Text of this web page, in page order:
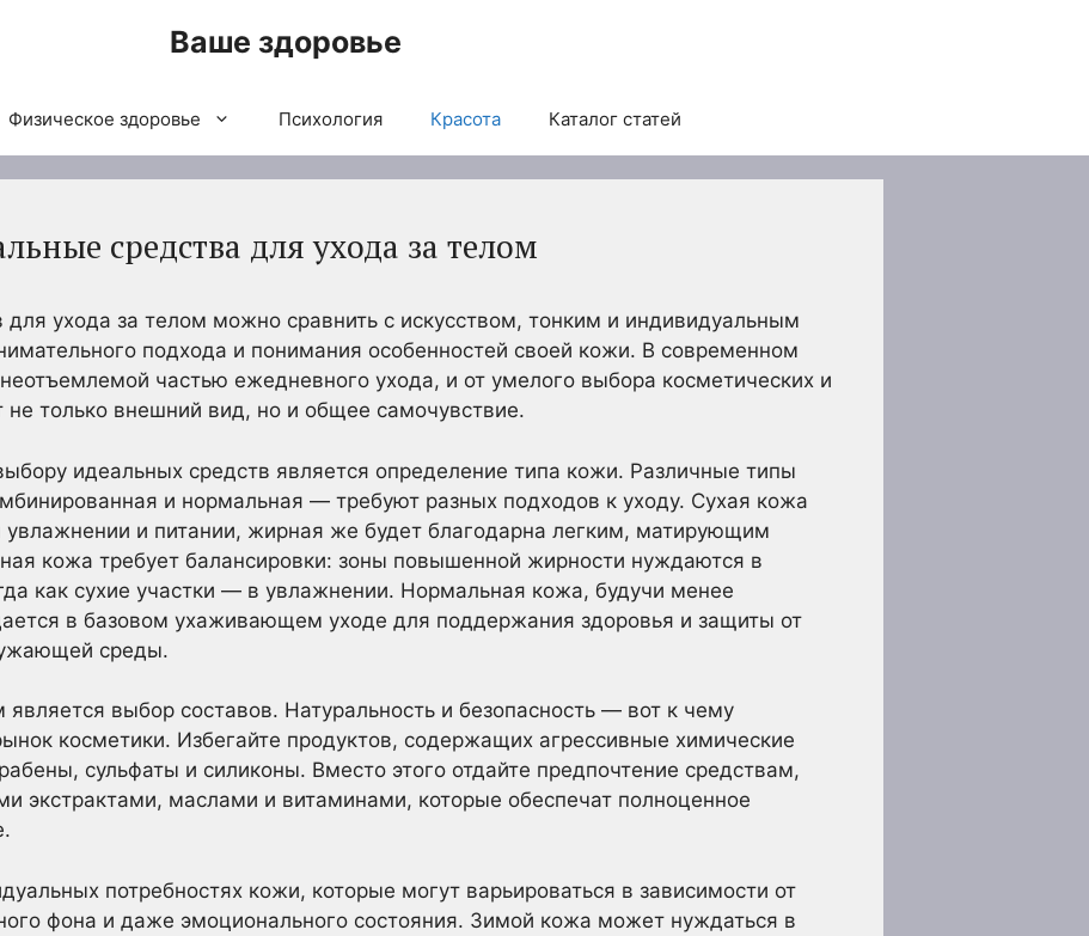
Ваше здоровье
Физическое здоровье Психология Красота Каталог статей
средства для ухода за телом
ухода за телом можно сравнить с искусством, тонким и индивидуальным
подхода и понимания особенностей своей кожи. В современном
частью ежедневного ухода, и от умелого выбора косметических и
не только внешний вид, но и общее самочувствие.
идеальных средств является определение типа кожи. Различные типы
и нормальная — требуют разных подходов к уходу. Сухая кожа
увлажнении и питании, жирная же будет благодарна легким, матирующим
кожа требует балансировки: зоны повышенной жирности нуждаются в
как сухие участки — в увлажнении. Нормальная кожа, будучи менее
в базовом ухаживающем уходе для поддержания здоровья и защиты от
среды.
выбор составов. Натуральность и безопасность — вот к чему
косметики. Избегайте продуктов, содержащих агрессивные химические
сульфаты и силиконы. Вместо этого отдайте предпочтение средствам,
экстрактами, маслами и витаминами, которые обеспечат полноценное
потребностях кожи, которые могут варьироваться в зависимости от
фона и даже эмоционального состояния. Зимой кожа может нуждаться в